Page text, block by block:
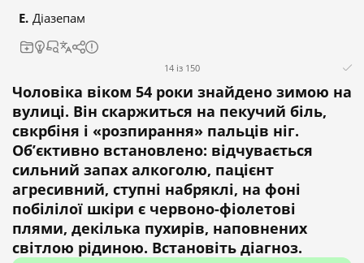
Діазепам
14 із 150
Чоловіка віком 54 роки знайдено зимою на
вулиці. Він скаржиться на пекучий біль,
свкрбіня і «розпирання» пальців ніг.
Об’єктивно встановлено: відчувається
сильний запах алкоголю, пацієнт
агресивний, ступні набряклі, на фоні
побілілої шкіри є червоно-фіолетові
плями, декілька пухирів, наповнених
світлою рідиною. Встановіть діагноз.